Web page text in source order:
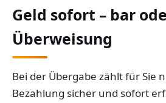
Geld sofort – bar
Überweisung
Bei der Übergabe zählt für Sie
Bezahlung sicher und sofort